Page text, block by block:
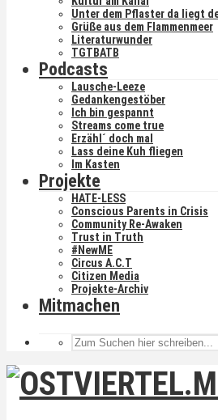
Unter dem Pflaster da liegt
Grüße aus dem Flammenmeer
Literaturwunder
TGTBATB
Podcasts
Lausche-Leeze
Gedankengestöber
Ich bin gespannt
Streams come true
Erzähl´ doch mal
Lass deine Kuh fliegen
Im Kasten
Projekte
HATE-LESS
Conscious Parents in Crisis
Community Re-Awaken
Trust in Truth
#NewME
Circus A.C.T
Citizen Media
Projekte-Archiv
Mitmachen